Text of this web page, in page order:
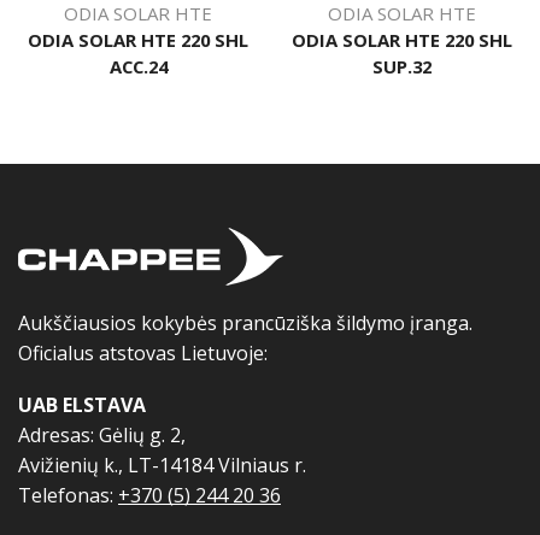
ODIA SOLAR HTE
ODIA SOLAR HTE 220 SHL
ACC.24
ODIA SOLAR HTE
ODIA SOLAR HTE 220 SHL
SUP.32
Aukščiausios kokybės prancūziška šildymo įranga.
Oficialus atstovas Lietuvoje:
UAB ELSTAVA
Adresas: Gėlių g. 2,
Avižienių k., LT-14184 Vilniaus r.
Telefonas: +370 (5) 244 20 36